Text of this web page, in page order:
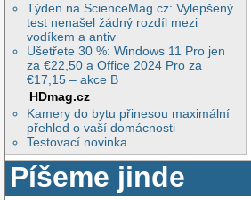
Týden na ScienceMag.cz: Vylepšený
test nenašel žádný rozdíl mezi
vodíkem a antiv
Ušetřete 30 %: Windows 11 Pro jen
za €22,50 a Office 2024 Pro za
€17,15 – akce B
HDmag.cz
Kamery do bytu přinesou maximální
přehled o vaší domácnosti
Testovací novinka
Píšeme jinde